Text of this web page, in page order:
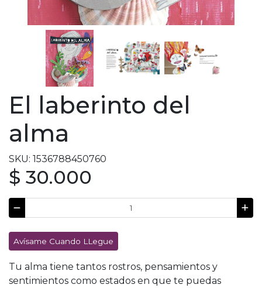
El laberinto del
alma
SKU: 1536788450760
$ 30.000
Avísame Cuando LLegue
Tu alma tiene tantos rostros, pensamientos y
sentimientos como estados en que te puedas